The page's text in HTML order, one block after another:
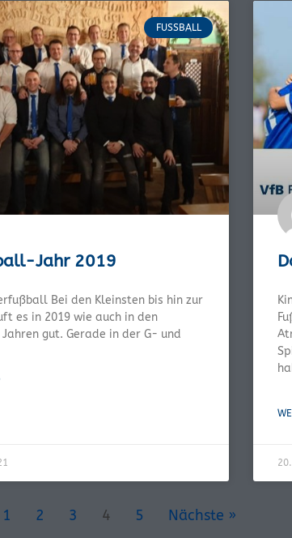
FUSSBALL
Jahr 2019
Bei den Kleinsten bis hin zur
es in 2019 wie auch in den
gut. Gerade in der G- und
1 2 3 4 5 Nächste »